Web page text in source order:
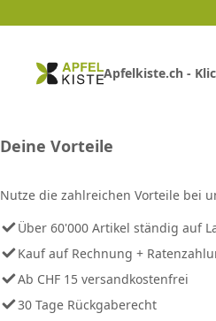
Apfelkiste.ch -
Deine Vorteile
Nutze die zahlreichen Vorteile bei
Über 60'000 Artikel ständig auf
Kauf auf Rechnung +
Ab CHF 15 versandkostenfrei
30 Tage Rückgaberecht